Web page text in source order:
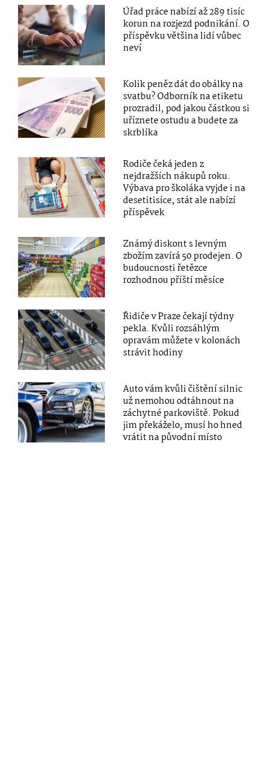
Úřad práce nabízí až 289 tisíc
korun na rozjezd podnikání. O
příspěvku většina lidí vůbec
neví
Kolik peněz dát do obálky na
svatbu? Odborník na etiketu
prozradil, pod jakou částkou si
uříznete ostudu a budete za
skrblíka
Rodiče čeká jeden z
nejdražších nákupů roku.
Výbava pro školáka vyjde i na
desetitisíce, stát ale nabízí
příspěvek
Známý diskont s levným
zbožím zavírá 50 prodejen. O
budoucnosti řetězce
rozhodnou příští měsíce
Řidiče v Praze čekají týdny
pekla. Kvůli rozsáhlým
opravám můžete v kolonách
strávit hodiny
Auto vám kvůli čištění silnic
už nemohou odtáhnout na
záchytné parkoviště. Pokud
jim překáželo, musí ho hned
vrátit na původní místo